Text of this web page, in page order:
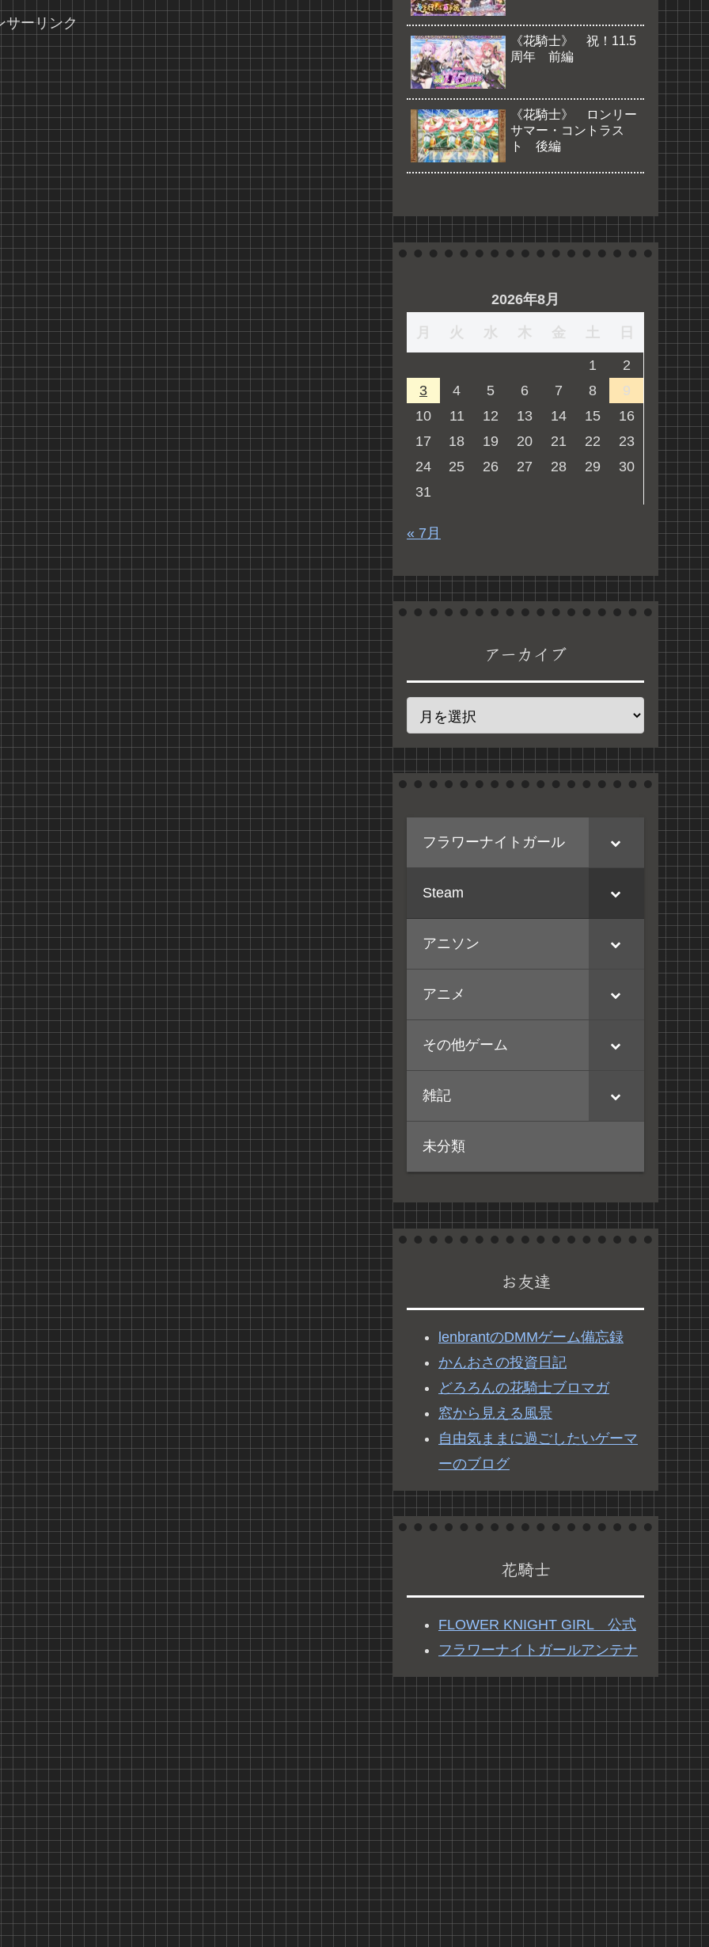
サーリンク
《花騎士》 祝！11.5
周年 前編
《花騎士》 ロンリー
サマー・コントラス
ト 後編
2026年8月
月 火 水 木 金 土 日
1
2
3
4 5 6 7 8
9
10
11 12 13 14 15
16
17
18 19 20 21 22
23
24
25 26 27 28 29
30
31
« 7月
アーカイブ
フラワーナイトガール
Steam
アニソン
アニメ
その他ゲーム
雑記
未分類
お友達
lenbrantのDMMゲーム備忘録
かんおさの投資日記
どろろんの花騎士ブロマガ
窓から見える風景
自由気ままに過ごしたいゲーマ
ーのブログ
花騎士
FLOWER KNIGHT GIRL 公式
フラワーナイトガールアンテナ